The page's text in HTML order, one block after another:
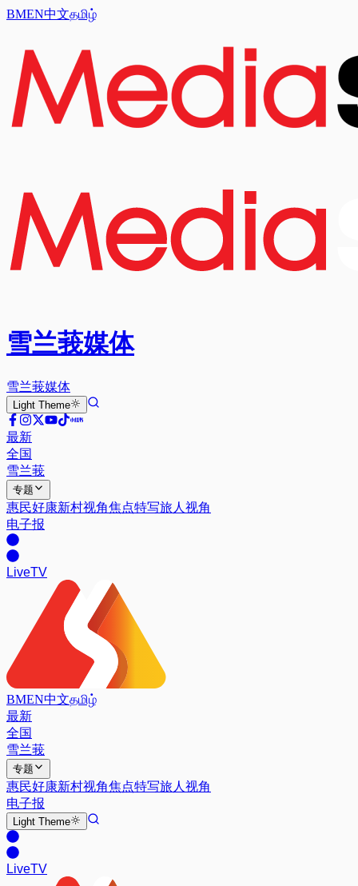
BMEN中文தமிழ்
雪兰莪媒体
雪兰莪媒体
Light Theme
最新
全国
雪兰莪
专题
惠民好康新村视角焦点特写旅人视角
电子报
LiveTV
BMEN中文தமிழ்
最新
全国
雪兰莪
专题
惠民好康新村视角焦点特写旅人视角
电子报
Light Theme
LiveTV